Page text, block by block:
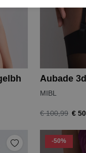
Aubade
MIBL
€ 100,99 €
-50%